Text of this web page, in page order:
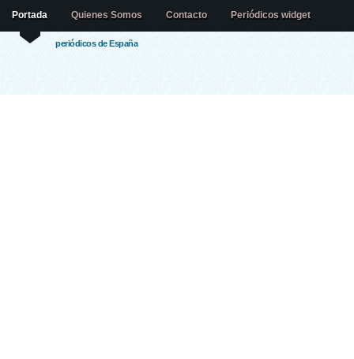
periódicos de España
Portada Quienes Somos Contacto Periódicos widget